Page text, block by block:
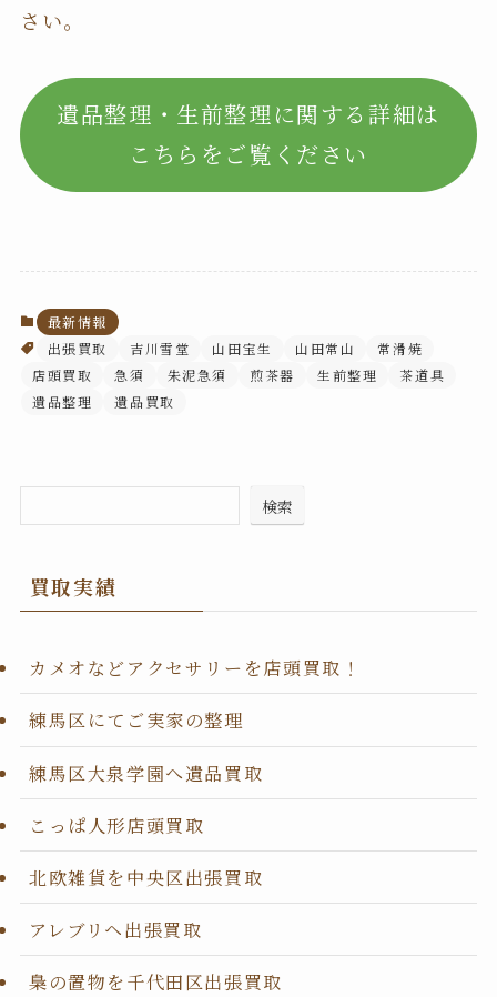
さい。
遺品整理・生前整理に関する詳細は
こちらをご覧ください
最新情報
出張買取
吉川雪堂 山田宝生 山田常山
常滑焼
店頭買取
急須 朱泥急須 煎茶器 生前整理
茶道具
遺品整理
遺品買取
検索
買取実績
カメオなどアクセサリーを店頭買取！
練馬区にてご実家の整理
練馬区大泉学園へ遺品買取
こっぱ人形店頭買取
北欧雑貨を中央区出張買取
アレブリヘ出張買取
梟の置物を千代田区出張買取